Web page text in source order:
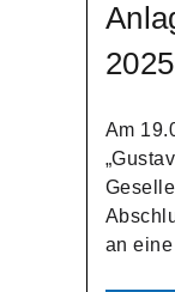
2025
Am
an eine